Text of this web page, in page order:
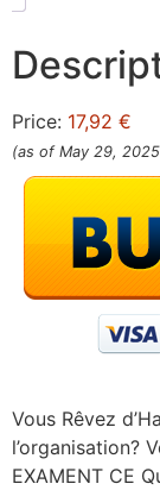
Price: 17,92 €
(as of May 29,
Vous Rêvez
l’organisation?
EXAMENT CE